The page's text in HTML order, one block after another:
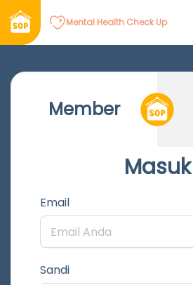
Mental Health Check Up
Member
Masuk
Email
Sandi